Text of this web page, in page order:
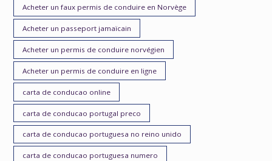
Acheter un faux permis de conduire en Norvège
Acheter un passeport jamaïcain
Acheter un permis de conduire norvégien
Acheter un permis de conduire en ligne
carta de conducao online
carta de conducao portugal preco
carta de conducao portuguesa no reino unido
carta de conducao portuguesa numero